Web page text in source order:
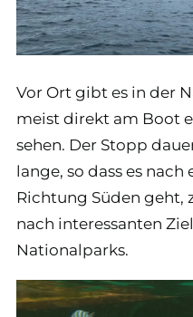
Vor Ort gibt es in der
meist direkt am Boot
sehen. Der Stopp
lange, so dass es
Richtung Süden geht,
nach interessanten
Nationalparks.